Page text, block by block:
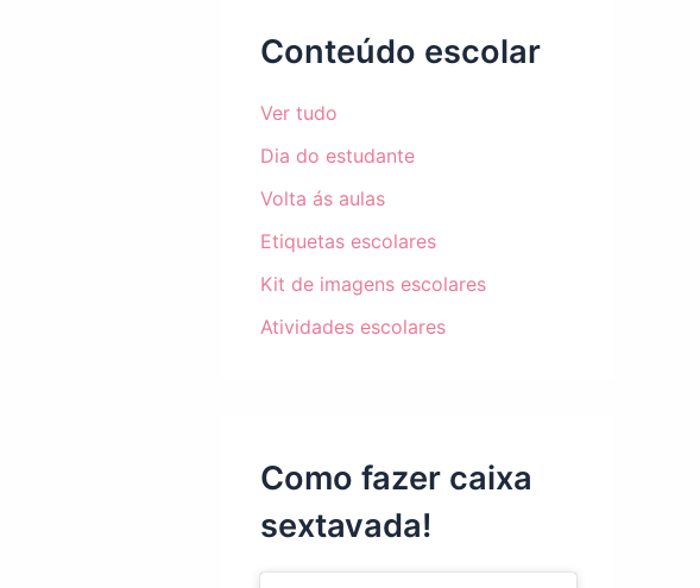
Conteúdo escolar
Ver tudo
Dia do estudante
Volta ás aulas
Etiquetas escolares
Kit de imagens escolares
Atividades escolares
Como fazer caixa
sextavada!